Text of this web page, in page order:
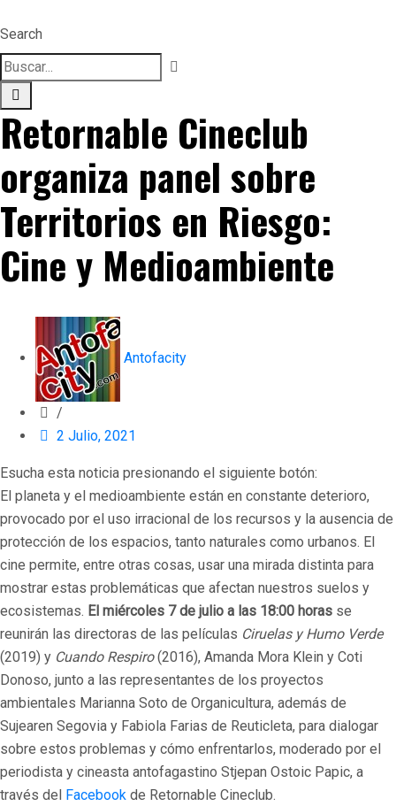
Search
Retornable Cineclub
organiza panel sobre
Territorios en Riesgo:
Cine y Medioambiente
Antofacity
/
2 Julio, 2021
Esucha esta noticia presionando el siguiente botón:
El planeta y el medioambiente están en constante deterioro,
provocado por el uso irracional de los recursos y la ausencia de
protección de los espacios, tanto naturales como urbanos. El
cine permite, entre otras cosas, usar una mirada distinta para
mostrar estas problemáticas que afectan nuestros suelos y
ecosistemas. El miércoles 7 de julio a las 18:00 horas se
reunirán las directoras de las películas Ciruelas y Humo Verde
(2019) y Cuando Respiro(2016), Amanda Mora Klein y Coti
Donoso, junto a las representantes de los proyectos
ambientales Marianna Soto de Organicultura, además de
Sujearen Segovia y Fabiola Farias de Reuticleta, para dialogar
sobre estos problemas y cómo enfrentarlos, moderado por el
periodista y cineasta antofagastino Stjepan Ostoic Papic, a
través del Facebook de Retornable Cineclub.